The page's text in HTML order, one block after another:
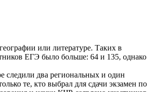
или литературе. Таких в
ЕГЭ было больше: 64 и 135, однако
следили два региональных и один
те, кто выбрал для сдачи экзамен по